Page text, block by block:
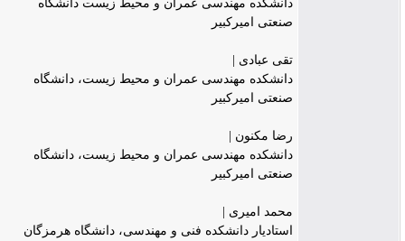
دانشکده مهندسی عمران و محیط زیست دانشگاه
صنعتی امیرکبیر
تقی عبادی |
دانشکده مهندسی عمران و محیط زیست، دانشگاه
صنعتی امیرکبیر
رضا مکنون |
دانشکده مهندسی عمران و محیط زیست، دانشگاه
صنعتی امیرکبیر
محمد امیری |
استادیار دانشکده فنی و مهندسی، دانشگاه هرمزگان